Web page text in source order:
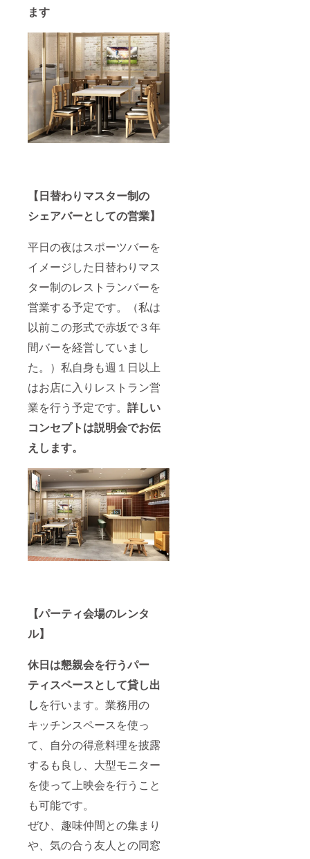
ます
【日替わりマスター制の
シェアバーとしての営業】
平日の夜はスポーツバーを
イメージした日替わりマス
ター制のレストランバーを
営業する予定です。（私は
以前この形式で赤坂で３年
間バーを経営していまし
た。）私自身も週１日以上
はお店に入りレストラン営
業を行う予定です。 詳しい
コンセプトは説明会でお伝
えします。
【パーティ会場のレンタ
ル】
休日は懇親会を行うパー
ティスペースとして貸し出
しを行います。業務用の
キッチンスペースを使っ
て、自分の得意料理を披露
するも良し、大型モニター
を使って上映会を行うこと
も可能です。
ぜひ、趣味仲間との集まり
や、気の合う友人との同窓